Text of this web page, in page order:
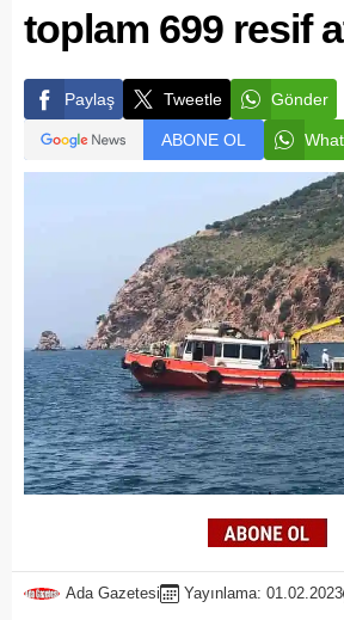
toplam 699 resif
Paylaş Tweetle Gönder
ABONE OL
Ada Gazetesi Yayınlama: 01.02.2023